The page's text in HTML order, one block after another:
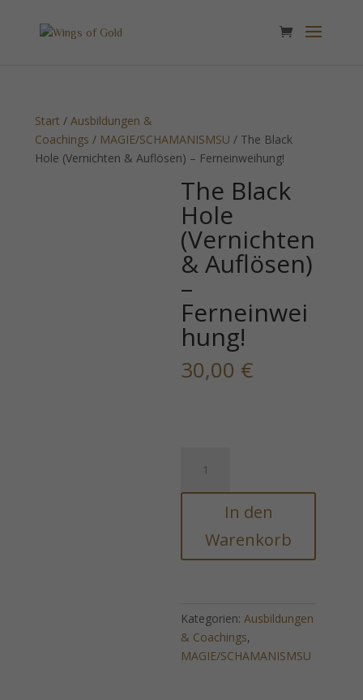
Start /Ausbildungen &
Coachings / MAGIE/SCHAMANISMSU / The Black
Hole (Vernichten & Auflösen) – Ferneinweihung!
The Black
Hole
(Vernichten
& Auflösen)
–
Ferneinwei
hung!
30,00 €
Black
Hole
(Vernichten
Auflösen)
In den
Warenkorb
Kategorien:Ausbildungen
& Coachings,
MAGIE/SCHAMANISMSU